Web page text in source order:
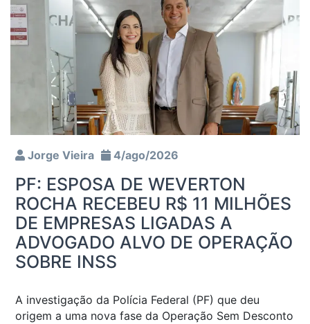
Jorge Vieira 4/ago/2026
PF: ESPOSA DE WEVERTON
ROCHA RECEBEU R$ 11 MILHÕES
DE EMPRESAS LIGADAS A
ADVOGADO ALVO DE OPERAÇÃO
SOBRE INSS
A investigação da Polícia Federal (PF) que deu
origem a uma nova fase da Operação Sem Desconto